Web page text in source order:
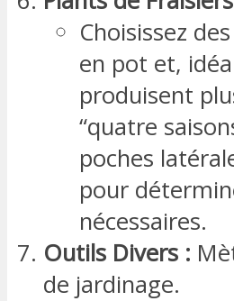
Choisissez
en pot et,
produisent
“quatre
poches
pour
nécessaires.
Outils Divers :
de jardinage.